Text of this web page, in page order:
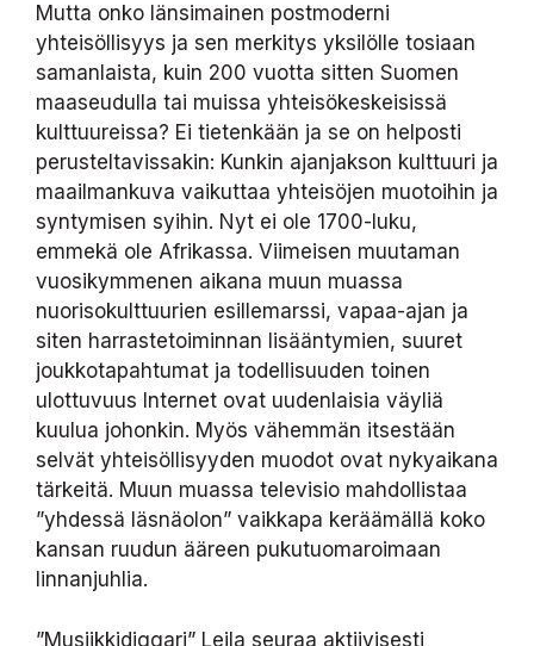
Mutta onko länsimainen postmoderni
yhteisöllisyys ja sen merkitys yksilölle tosiaan
samanlaista, kuin 200 vuotta sitten Suomen
maaseudulla tai muissa yhteisökeskeisissä
kulttuureissa? Ei tietenkään ja se on helposti
perusteltavissakin: Kunkin ajanjakson kulttuuri ja
maailmankuva vaikuttaa yhteisöjen muotoihin ja
syntymisen syihin. Nyt ei ole 1700-luku,
emmekä ole Afrikassa. Viimeisen muutaman
vuosikymmenen aikana muun muassa
nuorisokulttuurien esillemarssi, vapaa-ajan ja
siten harrastetoiminnan lisääntymien, suuret
joukkotapahtumat ja todellisuuden toinen
ulottuvuus Internet ovat uudenlaisia väyliä
kuulua johonkin. Myös vähemmän itsestään
selvät yhteisöllisyyden muodot ovat nykyaikana
tärkeitä. Muun muassa televisio mahdollistaa
”yhdessä läsnäolon” vaikkapa keräämällä koko
kansan ruudun ääreen pukutuomaroimaan
linnanjuhlia.
”Musiikkidiggari” Leila seuraa aktiivisesti